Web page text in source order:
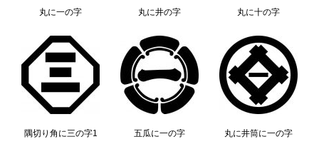
丸に一の字 丸に井の字 丸に十の字
隅切り角に三の字1 五瓜に一の字 丸に井筒に一の字